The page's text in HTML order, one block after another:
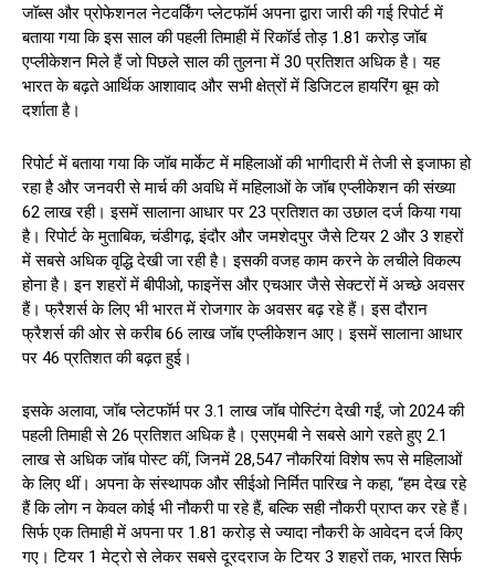
जॉब्स और प्रोफेशनल नेटवर्किंग प्लेटफॉर्म अपना द्वारा जारी की गई रिपोर्ट में
बताया गया कि इस साल की पहली तिमाही में रिकॉर्ड तोड़ 1.81 करोड़ जॉब
एप्लीकेशन मिले हैं जो पिछले साल की तुलना में 30 प्रतिशत अधिक है। यह
भारत के बढ़ते आर्थिक आशावाद और सभी क्षेत्रों में डिजिटल हायरिंग बूम को
दर्शाता है।
रिपोर्ट में बताया गया कि जॉब मार्केट में महिलाओं की भागीदारी में तेजी से इजाफा हो
रहा है और जनवरी से मार्च की अवधि में महिलाओं के जॉब एप्लीकेशन की संख्या
62 लाख रही। इसमें सालाना आधार पर 23 प्रतिशत का उछाल दर्ज किया गया
है। रिपोर्ट के मुताबिक, चंडीगढ़, इंदौर और जमशेदपुर जैसे टियर 2 और 3 शहरों
में सबसे अधिक वृद्धि देखी जा रही है। इसकी वजह काम करने के लचीले विकल्प
होना है। इन शहरों में बीपीओ, फाइनेंस और एचआर जैसे सेक्टरों में अच्छे अवसर
हैं। फ्रैशर्स के लिए भी भारत में रोजगार के अवसर बढ़ रहे हैं। इस दौरान
फ्रैशर्स की ओर से करीब 66 लाख जॉब एप्लीकेशन आए। इसमें सालाना आधार
पर 46 प्रतिशत की बढ़त हुई।
इसके अलावा, जॉब प्लेटफॉर्म पर 3.1 लाख जॉब पोस्टिंग देखी गईं, जो 2024 की
पहली तिमाही से 26 प्रतिशत अधिक है। एसएमबी ने सबसे आगे रहते हुए 2.1
लाख से अधिक जॉब पोस्ट कीं, जिनमें 28,547 नौकरियां विशेष रूप से महिलाओं
के लिए थीं। अपना के संस्थापक और सीईओ निर्मित पारिख ने कहा, “हम देख रहे
हैं कि लोग न केवल कोई भी नौकरी पा रहे हैं, बल्कि सही नौकरी प्राप्त कर रहे हैं।
सिर्फ एक तिमाही में अपना पर 1.81 करोड़ से ज्यादा नौकरी के आवेदन दर्ज किए
गए। टियर 1 मेट्रो से लेकर सबसे दूरदराज के टियर 3 शहरों तक, भारत सिर्फ